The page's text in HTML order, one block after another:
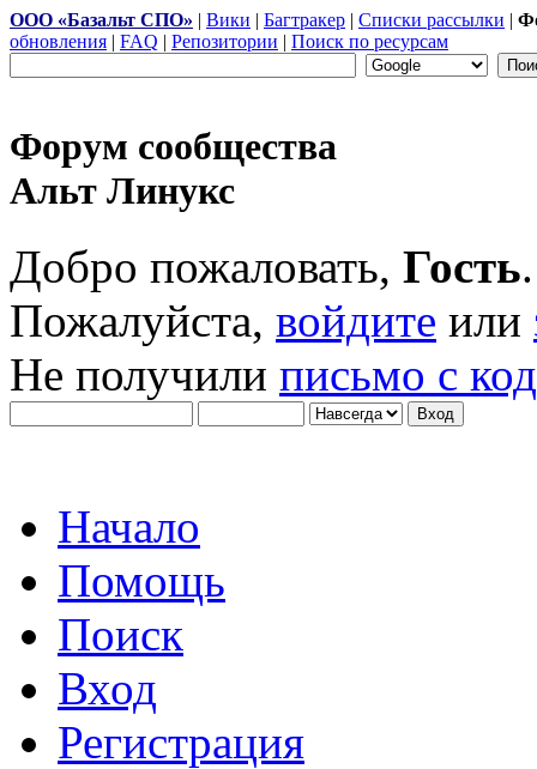
ООО «Базальт СПО» | Вики | Багтракер | Списки рассылки |
обновления | FAQ | Репозитории | Поиск по ресурсам
Форум сообщества
Альт Линукс
Добро пожаловать, Гость.
Пожалуйста, войдите или
Не получили письмо с
Начало
Помощь
Поиск
Вход
Регистрация